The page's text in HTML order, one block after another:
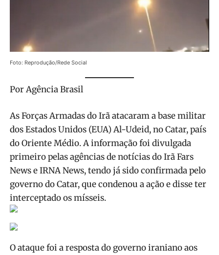
Foto: Reprodução/Rede Social
Por Agência Brasil
As Forças Armadas do Irã atacaram a base militar
dos Estados Unidos (EUA) Al-Udeid, no Catar, país
do Oriente Médio. A informação foi divulgada
primeiro pelas agências de notícias do Irã Fars
News e IRNA News, tendo já sido confirmada pelo
governo do Catar, que condenou a ação e disse ter
interceptado os mísseis.
O ataque foi a resposta do governo iraniano aos